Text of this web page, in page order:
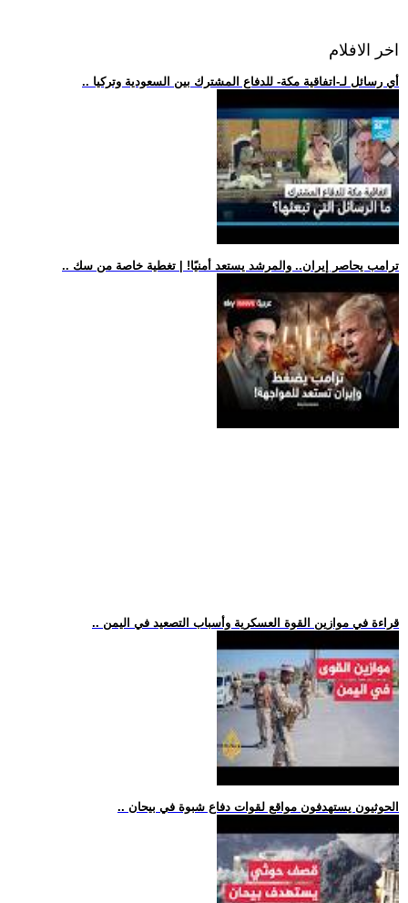
اخر الافلام
.. أي رسائل لـ-اتفاقية مكة- للدفاع المشترك بين السعودية وتركيا
.. ترامب يحاصر إيران.. والمرشد يستعد أمنيًا! | تغطية خاصة من سك
.. قراءة في موازين القوة العسكرية وأسباب التصعيد في اليمن
.. الحوثيون يستهدفون مواقع لقوات دفاع شبوة في بيحان